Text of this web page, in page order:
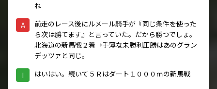
ね
A
前走のレース後にルメール騎手が『同じ条件を使った
ら次は勝てます』と言っていた。だから勝つでしょ。
北海道の新馬戦２着→手薄な未勝利圧勝はあのグラン
デッツァと同じ。
I はいはい。続いて５Ｒはダート１０００ｍの新馬戦